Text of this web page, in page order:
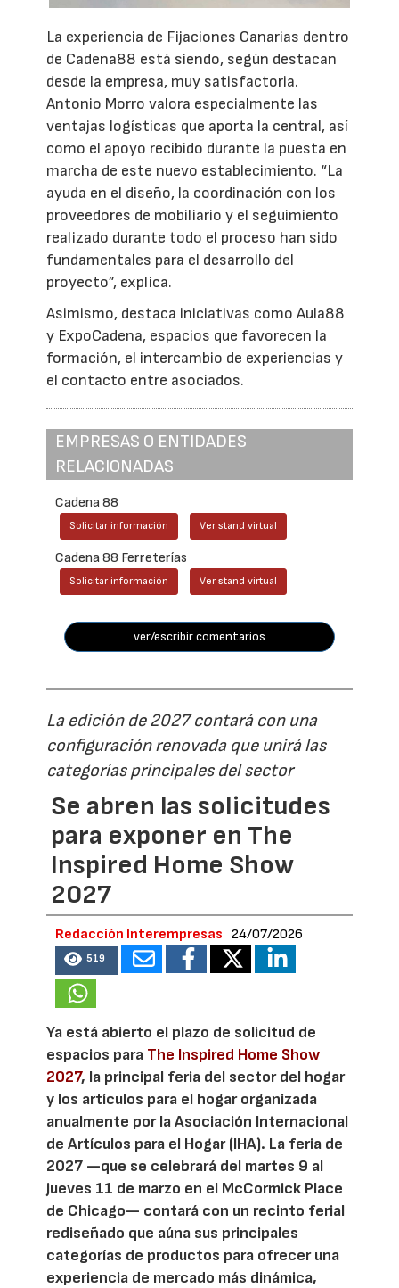
La experiencia de Fijaciones Canarias dentro
de Cadena88 está siendo, según destacan
desde la empresa, muy satisfactoria.
Antonio Morro valora especialmente las
ventajas logísticas que aporta la central, así
como el apoyo recibido durante la puesta en
marcha de este nuevo establecimiento. “La
ayuda en el diseño, la coordinación con los
proveedores de mobiliario y el seguimiento
realizado durante todo el proceso han sido
fundamentales para el desarrollo del
proyecto”, explica.
Asimismo, destaca iniciativas como Aula88
y ExpoCadena, espacios que favorecen la
formación, el intercambio de experiencias y
el contacto entre asociados.
EMPRESAS O ENTIDADES
RELACIONADAS
Cadena 88
Solicitar información Ver stand virtual
Cadena 88 Ferreterías
Solicitar información Ver stand virtual
ver/escribir comentarios
La edición de 2027 contará con una
configuración renovada que unirá las
categorías principales del sector
Se abren las solicitudes
para exponer en The
Inspired Home Show
2027
Redacción Interempresas 24/07/2026
519
Ya está abierto el plazo de solicitud de
espacios para The Inspired Home Show
2027, la principal feria del sector del hogar
y los artículos para el hogar organizada
anualmente por la Asociación Internacional
de Artículos para el Hogar (IHA). La feria de
2027 —que se celebrará del martes 9 al
jueves 11 de marzo en el McCormick Place
de Chicago— contará con un recinto ferial
rediseñado que aúna sus principales
categorías de productos para ofrecer una
experiencia de mercado más dinámica,